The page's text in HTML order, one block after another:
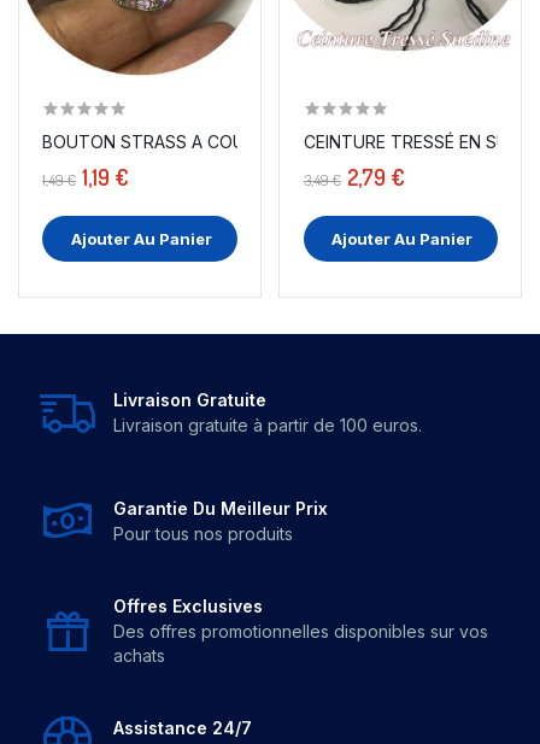
BOUTON STRASS A COUDRE EN TAILLE 25 MM POUR...
1,49 € 1,19 €
Ajouter Au Panier
3,49 € 2,79 €
Ajouter Au Panier
Livraison Gratuite
Livraison gratuite à partir de 100 euros.
Garantie Du Meilleur Prix
Pour tous nos produits
Offres Exclusives
Des offres promotionnelles disponibles sur vos
achats
Assistance 24/7